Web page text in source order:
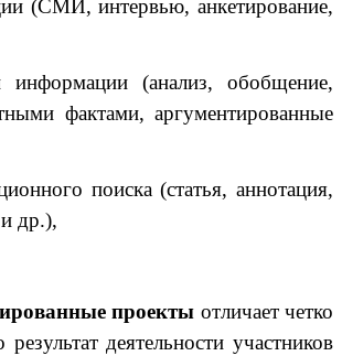
(СМИ, интервью, анкетирование,
(анализ, обобщение,
фактами, аргументированные
поиска (статья, аннотация,
др.),
проекты отличает четко
деятельности участников